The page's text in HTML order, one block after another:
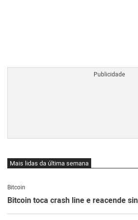
Mais lidas da última semana
Bitcoin
Bitcoin toca crash line e reacende